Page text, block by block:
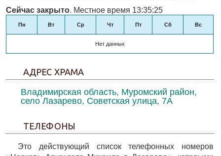
Сейчас закрыто. Местное время 13:35:25
Пн Вт Ср Чт Пт Сб Вс
Нет данных
АДРЕС ХРАМА
Владимирская область, Муромский район,
село Лазарево, Советская улица, 7А
ТЕЛЕФОНЫ
Это действующий список телефонных номеров